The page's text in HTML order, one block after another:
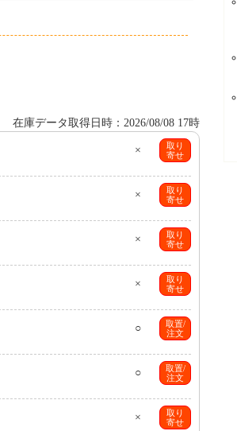
在庫データ取得日時：2026/08/08 17時
取り
寄せ
×
取り
寄せ
×
取り
寄せ
×
取り
寄せ
×
取置/
注文
○
取置/
注文
○
取り
寄せ
×